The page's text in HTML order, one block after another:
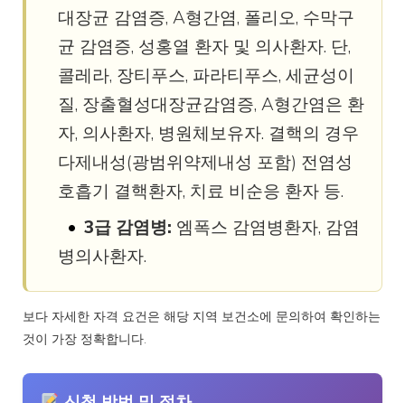
대장균 감염증, A형간염, 폴리오, 수막구
균 감염증, 성홍열 환자 및 의사환자. 단,
콜레라, 장티푸스, 파라티푸스, 세균성이
질, 장출혈성대장균감염증, A형간염은 환
자, 의사환자, 병원체보유자. 결핵의 경우
다제내성(광범위약제내성 포함) 전염성
호흡기 결핵환자, 치료 비순응 환자 등.
3급 감염병: 엠폭스 감염병환자, 감염
병의사환자.
보다 자세한 자격 요건은 해당 지역 보건소에 문의하여 확인하는
것이 가장 정확합니다.